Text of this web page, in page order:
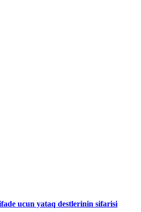
ucun yataq destlerinin sifarisi